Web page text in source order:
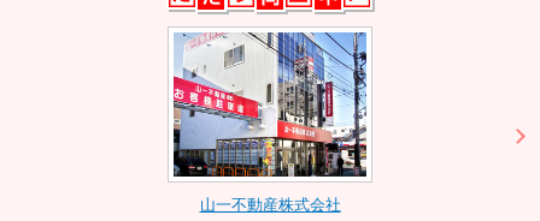
山一不動産株式会社